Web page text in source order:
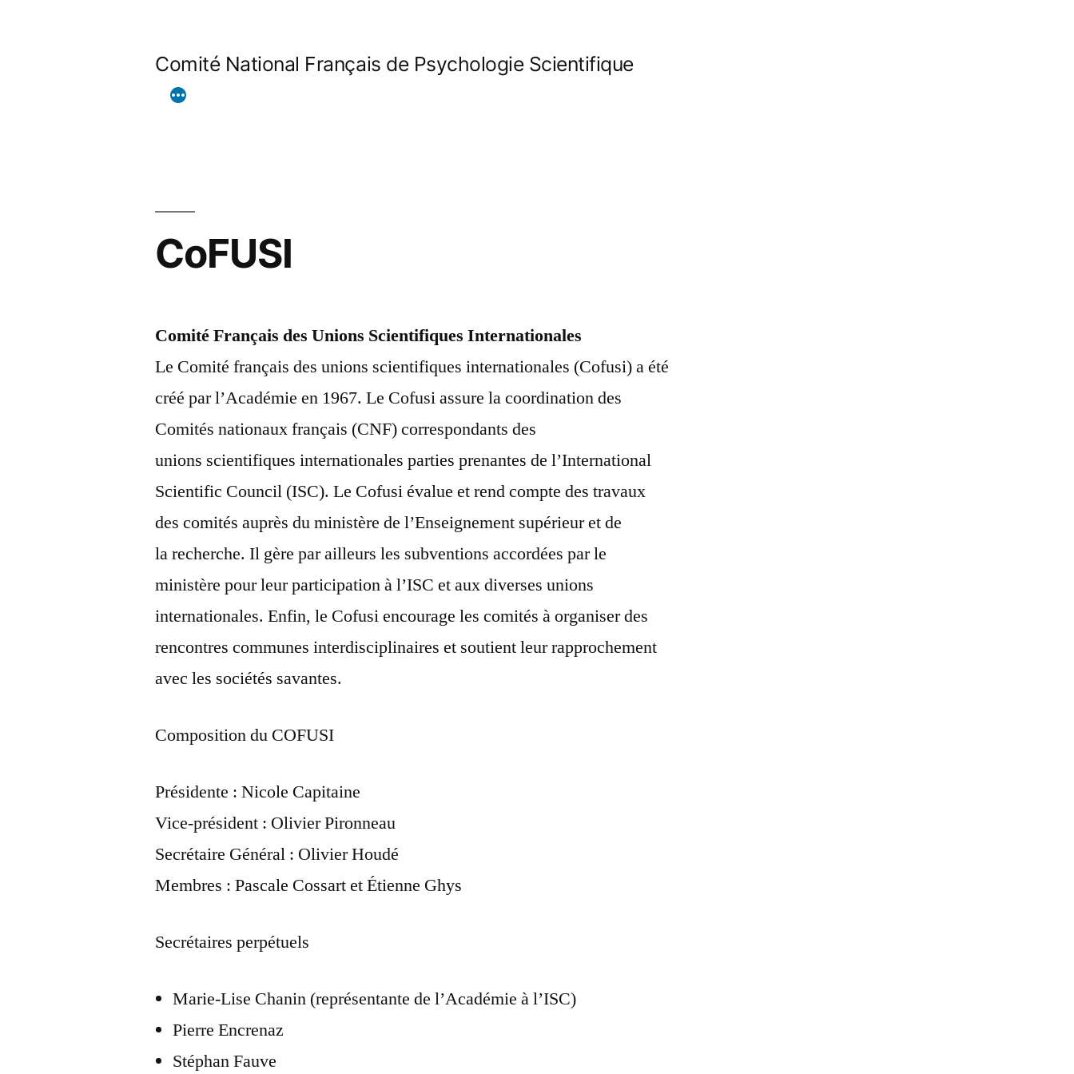
Comité National Français de Psychologie Scientifique
CoFUSI
Comité Français des Unions Scientifiques Internationales
Le Comité français des unions scientifiques internationales (Cofusi) a été
créé par l’Académie en 1967. Le Cofusi assure la coordination des
Comités nationaux français (CNF) correspondants des
unions scientifiques internationales parties prenantes de l’International
Scientific Council (ISC). Le Cofusi évalue et rend compte des travaux
des comités auprès du ministère de l’Enseignement supérieur et de
la recherche. Il gère par ailleurs les subventions accordées par le
ministère pour leur participation à l’ISC et aux diverses unions
internationales. Enfin, le Cofusi encourage les comités à organiser des
rencontres communes interdisciplinaires et soutient leur rapprochement
avec les sociétés savantes.
Composition du COFUSI
Présidente : Nicole Capitaine
Vice-président : Olivier Pironneau
Secrétaire Général : Olivier Houdé
Membres : Pascale Cossart et Étienne Ghys
Secrétaires perpétuels
Marie-Lise Chanin (représentante de l’Académie à l’ISC)
Pierre Encrenaz
Stéphan Fauve